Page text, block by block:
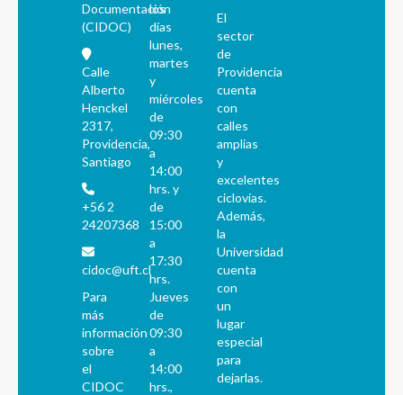
Documentación
(CIDOC)
Calle
Alberto
Henckel
2317,
Providencia,
Santiago
+56 2
24207368
cidoc@uft.cl
Para
más
información
sobre
el
CIDOC
los
días
lunes,
martes
y
miércoles
de
09:30
a
14:00
hrs. y
de
15:00
a
17:30
hrs.
Jueves
de
09:30
a
14:00
hrs.,
El
sector
de
Providencia
cuenta
con
calles
amplias
y
excelentes
ciclovías.
Además,
la
Universidad
cuenta
con
un
lugar
especial
para
dejarlas.